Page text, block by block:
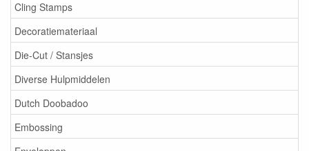
Cling Stamps
Decoratiemateriaal
Die-Cut / Stansjes
Diverse Hulpmiddelen
Dutch Doobadoo
Embossing